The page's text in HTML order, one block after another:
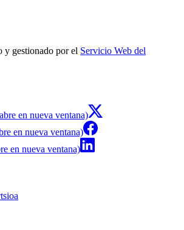
y gestionado por el Servicio Web del
en nueva ventana)
en nueva ventana)
en nueva ventana)